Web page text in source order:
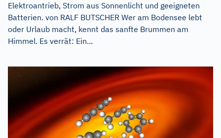
Elektroantrieb, Strom aus Sonnenlicht und geeigneten
Batterien. von RALF BUTSCHER Wer am Bodensee lebt
oder Urlaub macht, kennt das sanfte Brummen am
Himmel. Es verrät: Ein...